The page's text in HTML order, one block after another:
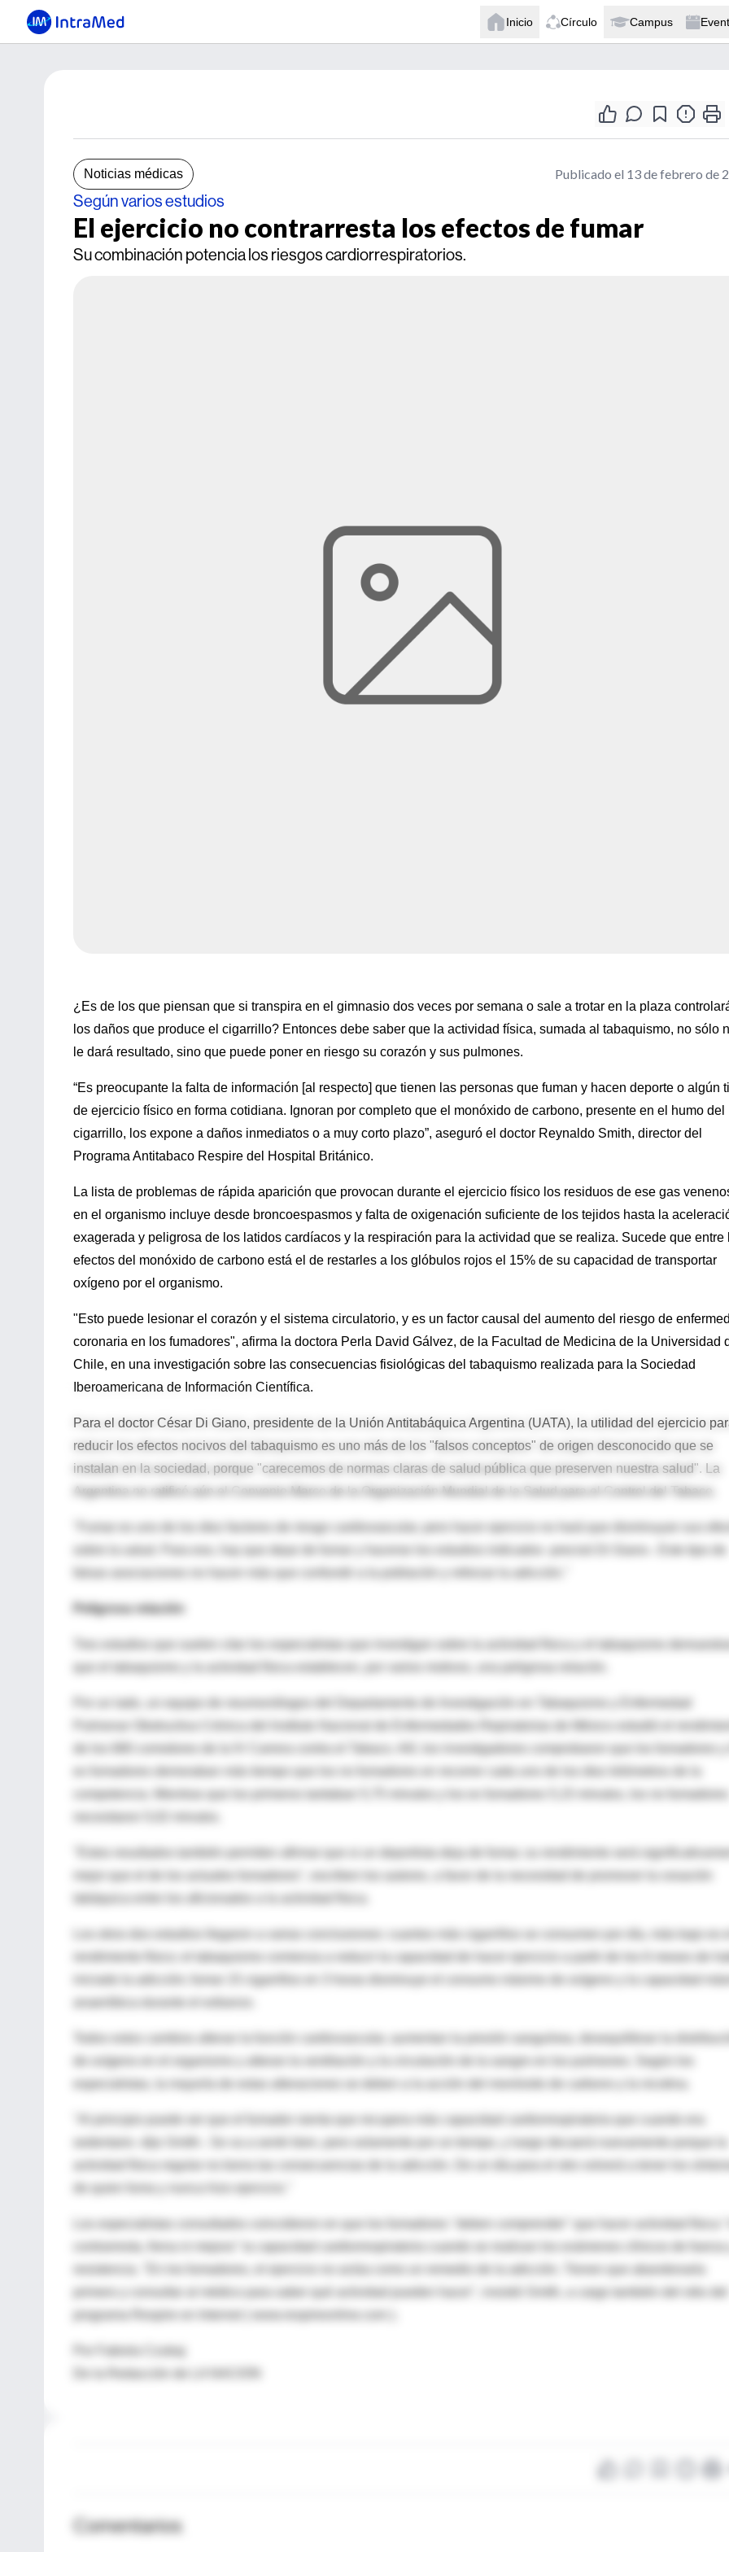
Inicio Círculo Campus
Noticias médicas Publicado el 13 de febrero de
Según varios estudios
El ejercicio no contrarresta los efectos de fumar
Su combinación potencia los riesgos cardiorrespiratorios.
¿Es de los que piensan que si transpira en el gimnasio dos veces por semana o sale a trotar en la plaza
los daños que produce el cigarrillo? Entonces debe saber que la actividad física, sumada al tabaquismo, no sólo
le dará resultado, sino que puede poner en riesgo su corazón y sus pulmones.
“Es preocupante la falta de información [al respecto] que tienen las personas que fuman y hacen deporte o algún
de ejercicio físico en forma cotidiana. Ignoran por completo que el monóxido de carbono, presente en el humo del
cigarrillo, los expone a daños inmediatos o a muy corto plazo”, aseguró el doctor Reynaldo Smith, director del
Programa Antitabaco Respire del Hospital Británico.
La lista de problemas de rápida aparición que provocan durante el ejercicio físico los residuos de ese gas
en el organismo incluye desde broncoespasmos y falta de oxigenación suficiente de los tejidos hasta la
exagerada y peligrosa de los latidos cardíacos y la respiración para la actividad que se realiza. Sucede que entre
efectos del monóxido de carbono está el de restarles a los glóbulos rojos el 15% de su capacidad de transportar
oxígeno por el organismo.
"Esto puede lesionar el corazón y el sistema circulatorio, y es un factor causal del aumento del riesgo de
coronaria en los fumadores", afirma la doctora Perla David Gálvez, de la Facultad de Medicina de la Universidad
Chile, en una investigación sobre las consecuencias fisiológicas del tabaquismo realizada para la Sociedad
Iberoamericana de Información Científica.
Para el doctor César Di Giano, presidente de la Unión Antitabáquica Argentina (UATA), la utilidad del ejercicio
reducir los efectos nocivos del tabaquismo es uno más de los "falsos conceptos" de origen desconocido que se
instalan en la sociedad, porque "carecemos de normas claras de salud pública que preserven nuestra salud". La
Argentina no ratificó aún el Convenio Marco de la Organización Mundial de la Salud para el Control del Tabaco.
"Fumar es uno de los diez factores de riesgo cardiovascular, pero hacer ejercicio no hará que disminuyan sus
Peligrosa relación
Tres estudios que suelen citar los especialistas que investigan sobre la actividad física y el tabaquismo
que el tabaquismo y la actividad física establecen, por varios motivos, una peligrosa relación.
Por un lado, un equipo de neumonólogos del Departamento de Investigación en Tabaquismo y Enfermedad
de los 680 corredores de la IV Carrera contra el Tabaco. Allí, los investigadores comprobaron que los fumadores y
ex fumadores demoraban más tiempo que los no fumadores en recorrer cada uno de los diez kilómetros de la
"Estos resultados también permiten afirmar que si un deportista deja de fumar, su rendimiento será
tabáquica entre los aficionados a la actividad física.
Los otros dos estudios llegaron a varias conclusiones: cuantos más cigarrillos se consumen por día, más bajo es el
rendimiento físico; el tabaquismo comienza a reducir la capacidad de hacer ejercicio a partir de los 6 meses de
iniciado la adicción; fumar 15 cigarrillos en 3 horas disminuye el consumo máximo de oxígeno y la capacidad
Todos estos cambios alteran la función cardiovascular, aumentan la presión sanguínea, desequilibran la
de oxígeno en el organismo y alteran la ventilación y la circulación de la sangre en los pulmones. Según los
especialistas, la mayoría de estas alteraciones se deben a la acción del monóxido de carbono y la nicotina.
"Al principio puede ser que el fumador sienta que recupera más capacidad cardiorrespiratoria que cuando era
sedentario -dijo Smith-. Se va a sentir bien, pero solamente por un tiempo, y luego decaerá nuevamente porque la
actividad física regular no borra las consecuencias de la adicción. De un día para el otro volverá a tener los
contrarresta, frena ni mejora" la capacidad cardiorrespiratoria cuando se realizan los exámenes clínicos de fuerza y
primero y consultar al médico para saber qué actividad pueden hacer", insistió Smith, a cargo también del sitio del
programa Respire en Internet ( www.respireonline.com ).
Comentarios